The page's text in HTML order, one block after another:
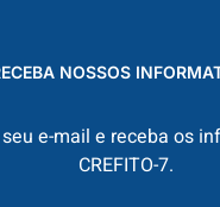
NOSSOS
e-mail e receba os
CREFITO-7.